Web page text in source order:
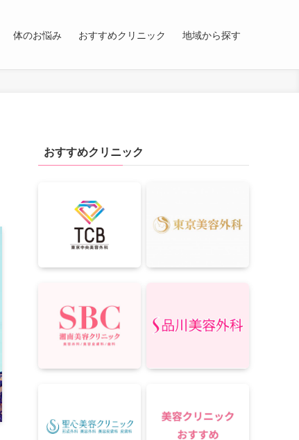
体のお悩み おすすめクリニック 地域から探す
おすすめクリニック